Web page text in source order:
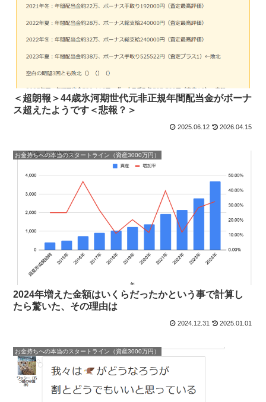
＜超朗報＞44歳氷河期世代元非正規年間配当金がボーナ
ス超えたようです＜悲報？＞
2025.06.12 2026.04.15
お金持ちへの本当のスタートライン（資産3000万円）
2024年増えた金額はいくらだったかという事で計算し
たら驚いた、その理由は
2024.12.31 2025.01.01
お金持ちへの本当のスタートライン（資産3000万円）